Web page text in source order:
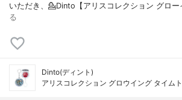
いただき、⁡💁Dinto【アリスコレクション グロ
る
Dinto(ディント)
アリスコレクション グロウイング タイム